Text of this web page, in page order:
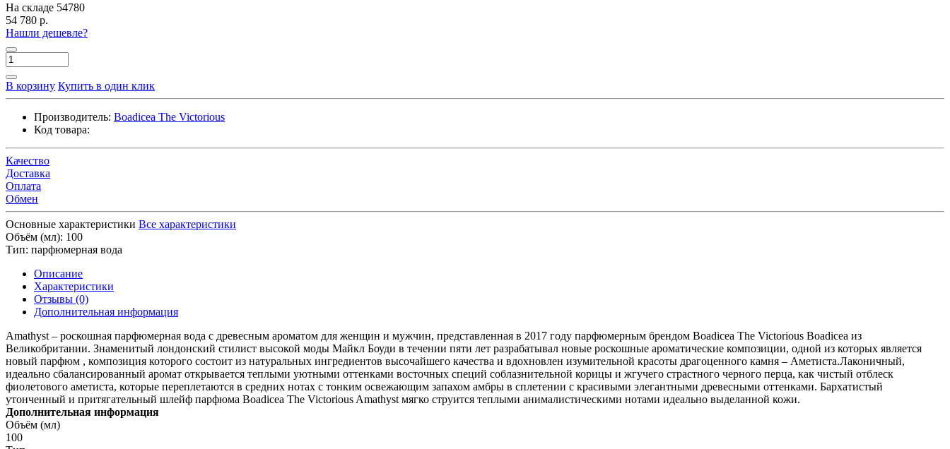
На складе 54780
54 780 р.
Нашли дешевле?
В корзину Купить в один клик
Производитель: Boadicea The Victorious
Код товара:
Качество
Доставка
Оплата
Обмен
Основные характеристики Все характеристики
Объём (мл): 100
Тип: парфюмерная вода
Описание
Характеристики
Отзывы (0)
Дополнительная информация
Amathyst – роскошная парфюмерная вода с древесным ароматом для женщин и мужчин, представленная в 2017 году парфюмерным брендом Boadicea The Victorious Boadicea из
Великобритании. Знаменитый лондонский стилист высокой моды Майкл Боуди в течении пяти лет разрабатывал новые роскошные ароматические композиции, одной из которых является
новый парфюм , композиция которого состоит из натуральных ингредиентов высочайшего качества и вдохновлен изумительной красоты драгоценного камня – Аметиста.Лаконичный,
идеально сбалансированный аромат открывается теплыми уютными оттенками восточных специй соблазнительной корицы и жгучего страстного черного перца, как чистый отблеск
фиолетового аметиста, которые переплетаются в средних нотах с тонким освежающим запахом амбры в сплетении с красивыми элегантными древесными оттенками. Бархатистый
утонченный и притягательный шлейф парфюма Boadicea The Victorious Amathyst мягко струится теплыми анималистическими нотами идеально выделанной кожи.
Дополнительная информация
Объём (мл)
100